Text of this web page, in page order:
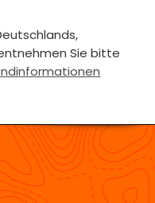
Sie bitte